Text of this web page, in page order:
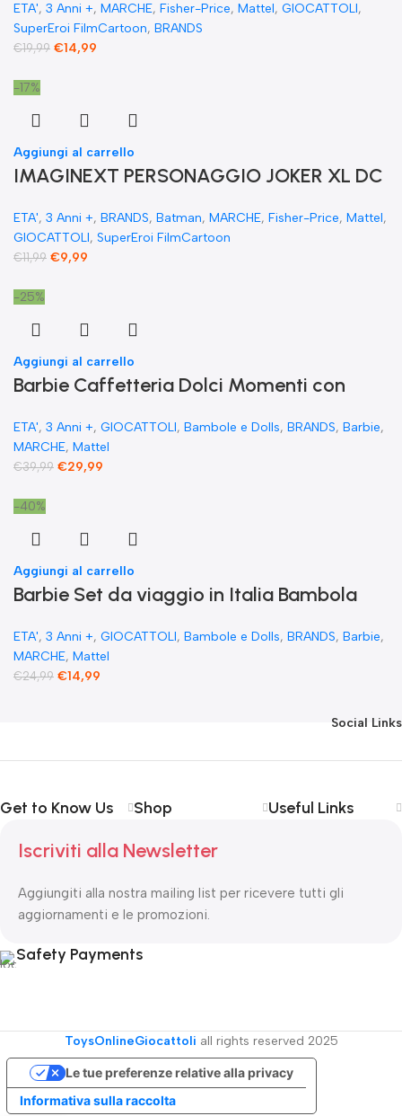
cm figure snodabile
ETA', 3 Anni +, MARCHE, Fisher-Price, Mattel, GIOCATTOLI,
SuperEroi FilmCartoon, BRANDS
€19,99 €14,99
-17%
Aggiungi al carrello
IMAGINEXT PERSONAGGIO JOKER XL DC
ETA', 3 Anni +, BRANDS, Batman, MARCHE, Fisher-Price, Mattel,
GIOCATTOLI, SuperEroi FilmCartoon
€11,99 €9,99
-25%
Aggiungi al carrello
​Barbie Caffetteria Dolci Momenti con
accessori
ETA', 3 Anni +, GIOCATTOLI, Bambole e Dolls, BRANDS, Barbie,
MARCHE, Mattel
€39,99 €29,99
-40%
Aggiungi al carrello
Barbie Set da viaggio in Italia Bambola
cappuccino
ETA', 3 Anni +, GIOCATTOLI, Bambole e Dolls, BRANDS, Barbie,
MARCHE, Mattel
€24,99 €14,99
Social Links
Get to Know Us Shop Useful Links
Iscriviti alla Newsletter
Aggiungiti alla nostra mailing list per ricevere tutti gli
aggiornamenti e le promozioni.
Safety Payments
ToysOnlineGiocattoli all rights reserved 2025
Informativa sulla raccolta
Le tue preferenze relative alla privacy